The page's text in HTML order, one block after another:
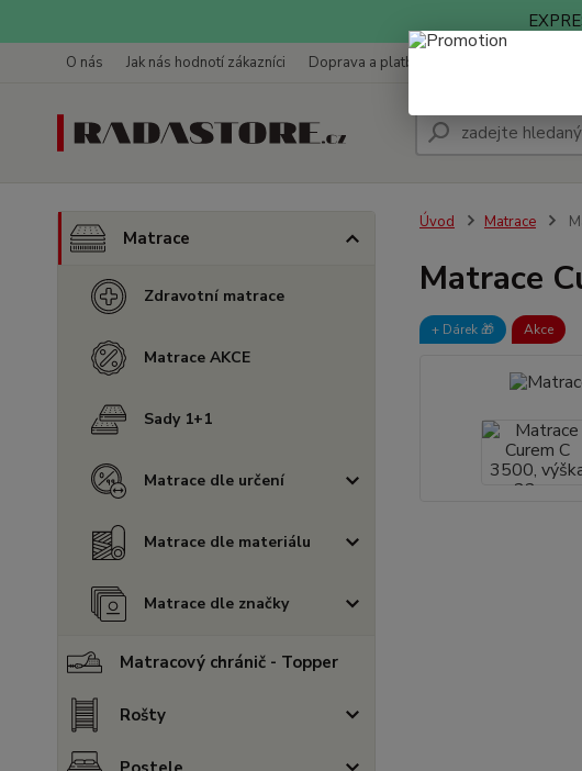
O nás Jak nás hodnotí zákazníci Doprava a platba
Matrace
Zdravotní matrace
Matrace AKCE
Sady 1+1
Matrace dle určení
Matrace dle materiálu
Matrace dle značky
Matracový chránič - Topper
Rošty
Úvod Matrace
Matrace
+ Dárek️ 🎁 Akce